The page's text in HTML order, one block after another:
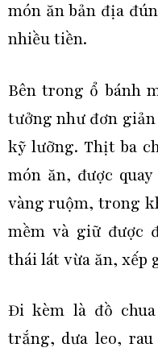
món ăn bản địa
nhiều tiền.
Bên trong ổ bánh
tưởng như đơn
kỹ lưỡng. Thịt ba
món ăn, được
vàng ruộm, trong
mềm và giữ được
thái lát vừa ăn, xếp
Đi kèm là đồ
trắng, dưa leo,